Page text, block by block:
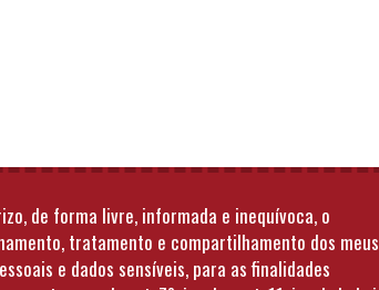
de forma livre, informada e inequívoca, o
tratamento e compartilhamento dos meus
e dados sensíveis, para as finalidades